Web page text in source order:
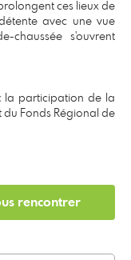
ces lieux de
avec une vue
chaussée s'ouvrent
la participation de la
Fonds Régional de
rencontrer